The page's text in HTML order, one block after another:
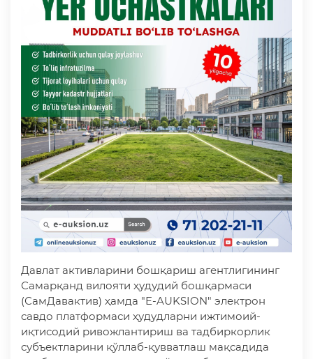
Давлат активларини бошқариш агентлигининг
Самарқанд вилояти ҳудудий бошқармаси
(СамДавактив) ҳамда "E-AUKSION" электрон
савдо платформаси ҳудудларни ижтимоий-
иқтисодий ривожлантириш ва тадбиркорлик
субъектларини қўллаб-қувватлаш мақсадида